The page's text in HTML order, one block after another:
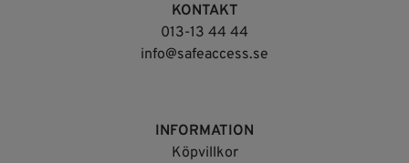
KONTAKT
013-13 44 44
info@safeaccess.se
INFORMATION
Köpvillkor